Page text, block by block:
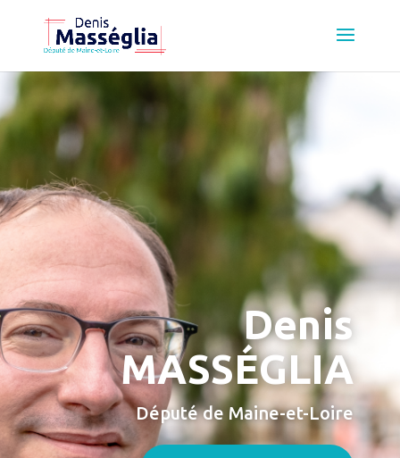
Denis
MASSÉGLIA
Député de Maine-et-Loire